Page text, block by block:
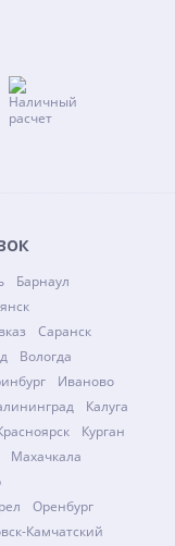
Барнаул
Саранск
Вологда
Иваново
Калуга
Курган
Махачкала
Оренбург
Камчатский